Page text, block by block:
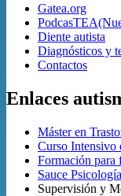
Gatea.org
Diente autista
Diagnósticos y
Contactos
Enlaces
Máster en
Curso Intensivo
Formación para
Sauce
Supervisión y